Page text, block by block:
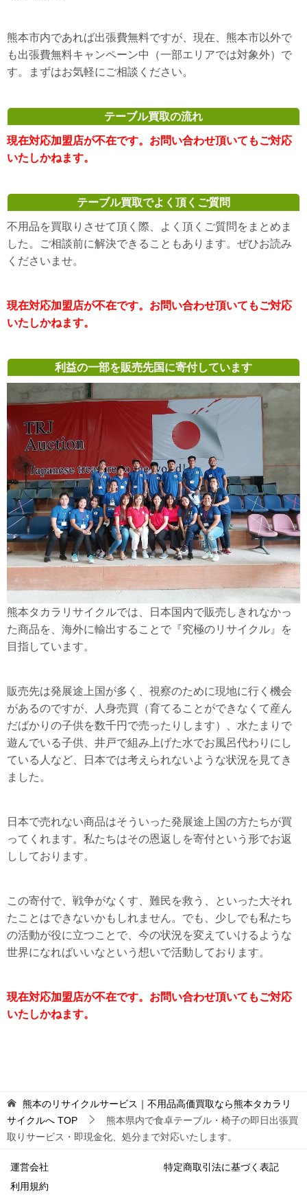
熊本市内であれば出張費無料ですが、現在、熊本市以外で
も出張費無料キャンペーン中（一部エリアでは対象外）で
す。まずはお気軽にご相談ください。
テーブル買取の流れ
現在対応加盟店が不在です。お問い合わせ頂いてもご対応
いたしかねます。
テーブル買取でよく頂くご質問
不用品を買取りさせて頂く際、よく頂くご質問をまとめま
した。ご相談前に解決できることもあります。ぜひお読み
くださいませ。
現在対応加盟店が不在です。お問い合わせ頂いてもご対応
いたしかねます。
利益の一部を販売先国に寄付しています
熊本タカラリサイクルでは、日本国内で販売しきれなかっ
た商品を、海外に輸出することで『究極のリサイクル』を
目指しています。
販売先は発展途上国が多く、視察のために現地に行く機会
があるのですが、人身売買（育てることができなくて産ん
だばかりの子供を数千円で売ったりします）、水たまりで
遊んでいる子供、井戸で組み上げた水でお風呂代わりにし
ている人など、日本では考えられないような状況を見てき
ました。
日本で売れない商品はそういった発展途上国の方たちが買
ってくれます。私たちはその恩返しを寄付という形でお返
ししております。
この寄付で、戦争がなくす、難民を救う、といった大それ
たことはできないかもしれません。でも、少しでも私たち
の活動が役に立つことで、今の状況を変えていけるような
世界になればいいなという想いで活動しております。
現在対応加盟店が不在です。お問い合わせ頂いてもご対応
いたしかねます。
熊本のリサイクルサービス｜不用品高価買取なら熊本タカラリ
サイクルへ TOP
熊本県内で食卓テーブル・椅子の即日出張買
取りサービス・即現金化、処分まで対応いたします。
運営会社
特定商取引法に基づく表記
利用規約